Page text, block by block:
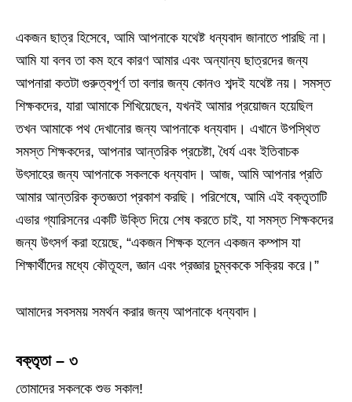
একজন ছাত্র হিসেবে, আমি আপনাকে যথেষ্ট ধন্যবাদ জানাতে পারছি না।
আমি যা বলব তা কম হবে কারণ আমার এবং অন্যান্য ছাত্রদের জন্য
আপনারা কতটা গুরুত্বপূর্ণ তা বলার জন্য কোনও শব্দই যথেষ্ট নয়। সমস্ত
শিক্ষকদের, যারা আমাকে শিখিয়েছেন, যখনই আমার প্রয়োজন হয়েছিল
তখন আমাকে পথ দেখানোর জন্য আপনাকে ধন্যবাদ। এখানে উপস্থিত
সমস্ত শিক্ষকদের, আপনার আন্তরিক প্রচেষ্টা, ধৈর্য এবং ইতিবাচক
উৎসাহের জন্য আপনাকে সকলকে ধন্যবাদ। আজ, আমি আপনার প্রতি
আমার আন্তরিক কৃতজ্ঞতা প্রকাশ করছি। পরিশেষে, আমি এই বক্তৃতাটি
এভার গ্যারিসনের একটি উক্তি দিয়ে শেষ করতে চাই, যা সমস্ত শিক্ষকদের
জন্য উৎসর্গ করা হয়েছে, “একজন শিক্ষক হলেন একজন কম্পাস যা
শিক্ষার্থীদের মধ্যে কৌতূহল, জ্ঞান এবং প্রজ্ঞার চুম্বককে সক্রিয় করে।”
আমাদের সবসময় সমর্থন করার জন্য আপনাকে ধন্যবাদ।
বক্তৃতা – ৩
তোমাদের সকলকে শুভ সকাল!